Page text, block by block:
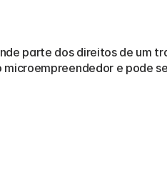
parte dos direitos de um
e pode